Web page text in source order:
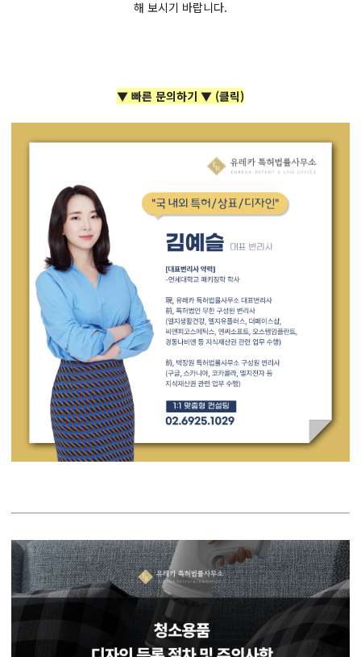
해 보시기 바랍니다.
▼ 빠른 문의하기 ▼ (클릭)